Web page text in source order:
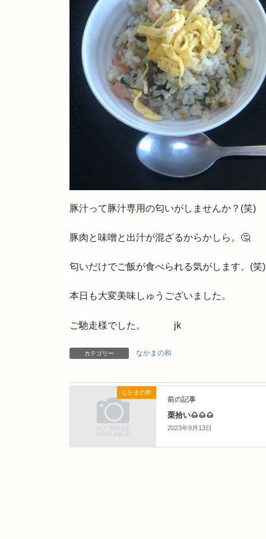
豚汁って豚汁専用の匂いがしませんか？(笑)
豚肉と味噌と出汁が混ざるからかしら。🤔
匂いだけでご飯が食べられる気がします。(笑)
本日も大変美味しゅうございました。
ご馳走様でした。 jk
カテゴリー なかまの和
なかまの和
前の記事
栗拾い🌰🌰🌰
2023年9月13日